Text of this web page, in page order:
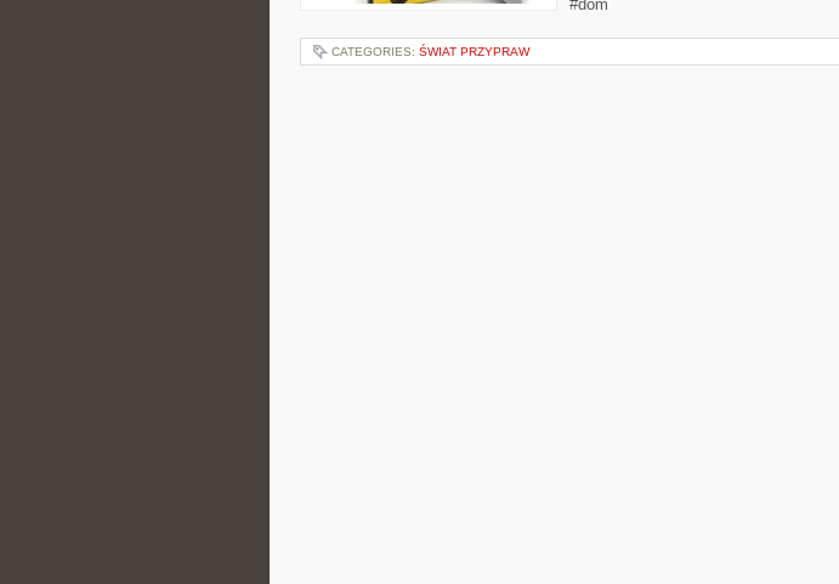
#dom
CATEGORIES: ŚWIAT PRZYPRAW